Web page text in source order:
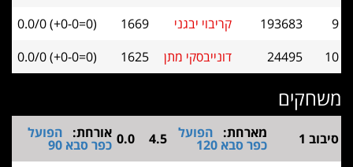
193683
קריבוי יבגני 1669
0.0/0 (+0-0=0)
24495
דונייבסקי מתן 1625
0.0/0 (+0-0=0)
מארחת:הפועל
כפר סבא 120 4.5
0.0 אורחת:הפועל
כפר סבא 90